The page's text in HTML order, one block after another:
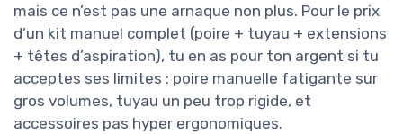
mais ce n’est pas une arnaque non plus. Pour le prix
d’un kit manuel complet (poire + tuyau + extensions
+ têtes d’aspiration), tu en as pour ton argent si tu
acceptes ses limites : poire manuelle fatigante sur
gros volumes, tuyau un peu trop rigide, et
accessoires pas hyper ergonomiques.